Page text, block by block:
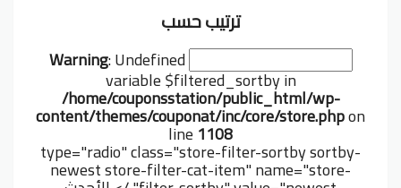
ستجد كل معدات الموسيقى والألحان في TomTop
ستجد على موقع Tom Top العديد من الألعاب للأطفال
والكبار.
ترتيب حسب
Warning: Undefined
variable $filtered_sortby in
/home/couponsstation/public_html/wp-
content/themes/couponat/inc/core/store.phpon
line1108
type="radio" class="store-filter-sortby sortby-
newest store-filter-cat-item" name="store-